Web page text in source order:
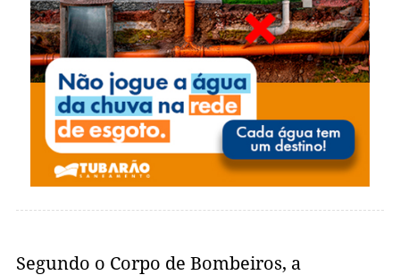
Segundo o Corpo de Bombeiros, a